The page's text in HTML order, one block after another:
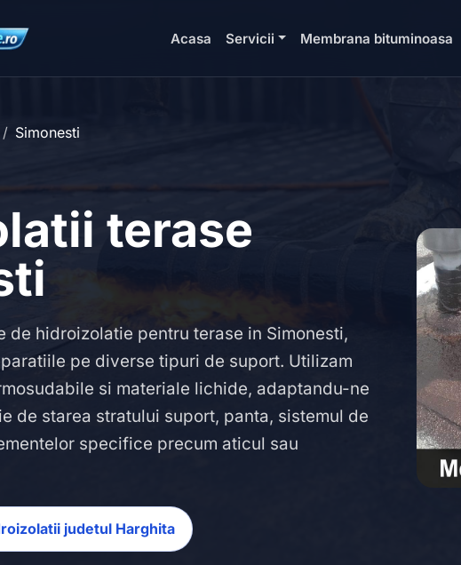
Acasa Servicii Membrana bituminoasa
Simonesti
terase
de hidroizolatie pentru terase in Simonesti,
pe diverse tipuri de suport. Utilizam
si materiale lichide, adaptandu-ne
de starea stratului suport, panta, sistemul de
specifice precum aticul sau
judetul Harghita